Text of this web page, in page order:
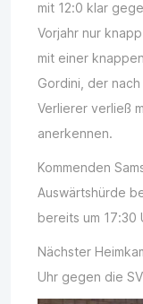
mit 12:0 klar
Vorjahr nur
mit einer
Gordini, der
Verlierer verließ
anerkennen.
Kommenden
Auswärtshürde
bereits um 17:30
Nächster
Uhr gegen die